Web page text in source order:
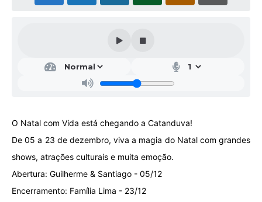
A Prefeitura
Jornal
Agenda
O Natal com Vida está chegando a Catanduva!
De 05 a 23 de dezembro, viva a magia do Natal com grandes
shows, atrações culturais e muita emoção.
Abertura: Guilherme & Santiago - 05/12
Encerramento: Família Lima - 23/12